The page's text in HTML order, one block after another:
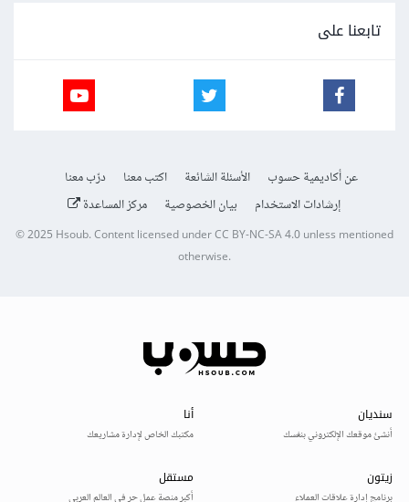
تابعنا على
عن أكاديمية حسوب الأسئلة الشائعة اكتب معنا
درّب معنا
إرشادات الاستخدام
بيان الخصوصية مركز المساعدة
© 2025Hsoub.Content licensed underCC BY-NC-SA 4.0unless mentioned
otherwise.